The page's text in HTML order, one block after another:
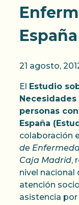
España
21 agosto,
El Estudio
personas
España
colaboración
de
Caja Madrid,
nivel
atención
asistencia